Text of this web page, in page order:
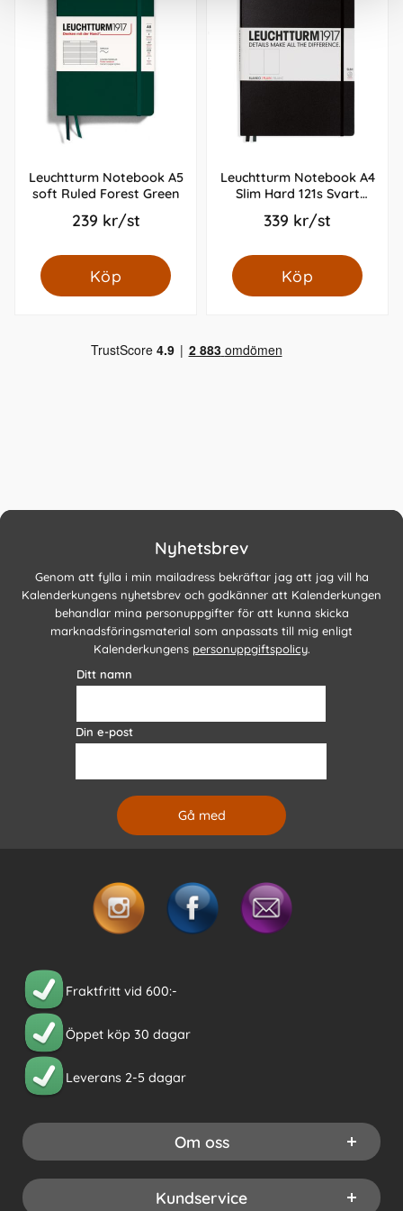
Leuchtturm Notebook A5
soft Ruled Forest Green
239 kr/st
Köp
Leuchtturm Notebook A4
Slim Hard 121s Svart
olinjerad
339 kr/st
Köp
Nyhetsbrev
Genom att fylla i min mailadress bekräftar jag att jag vill ha
Kalenderkungens nyhetsbrev och godkänner att Kalenderkungen
behandlar mina personuppgifter för att kunna skicka
marknadsföringsmaterial som anpassats till mig enligt
Kalenderkungens personuppgiftspolicy.
Ditt namn
Din e-post
Fraktfritt vid 600:-
Öppet köp 30 dagar
Leverans 2-5 dagar
Om oss
Kundservice